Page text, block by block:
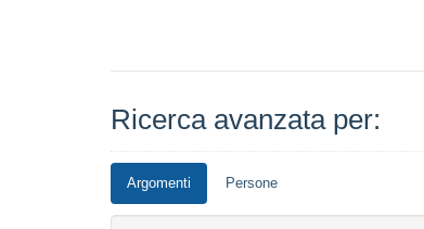
Ricerca avanzata per:
Argomenti Persone